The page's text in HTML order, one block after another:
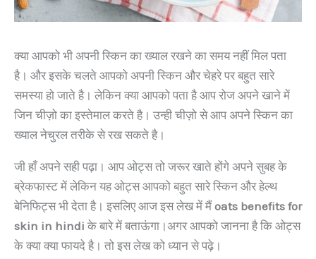
क्या आपको भी अपनी स्किन का ख्याल रखने का समय नहीं मिल पता
है। और इसके चलते आपको अपनी स्किन और चेहरे पर बहुत सारे
समस्या हो जाते है। लेकिन क्या आपको पता है आप रोज अपने खाने में
जिन चीज़ो का इस्तेमाल करते है। उन्ही चीज़ो से आप अपने स्किन का
ख्याल नेचुरल तरीके से रख सकते है।
जी हाँ अपने सही पढ़ा। आप ओट्स तो जरूर खाते होंगे अपने सुबह के
ब्रेकफास्ट में लेकिन यह ओट्स आपको बहुत सारे स्किन और हेल्थ
बेनिफिट्स भी देता है। इसलिए आज इस लेख में मैंoats benefits for
skin in hindi के बारे में बताऊंगा।अगर आपको जानना है कि ओट्स
के क्या क्या फायदे है। तो इस लेख को ध्यान से पढ़े।